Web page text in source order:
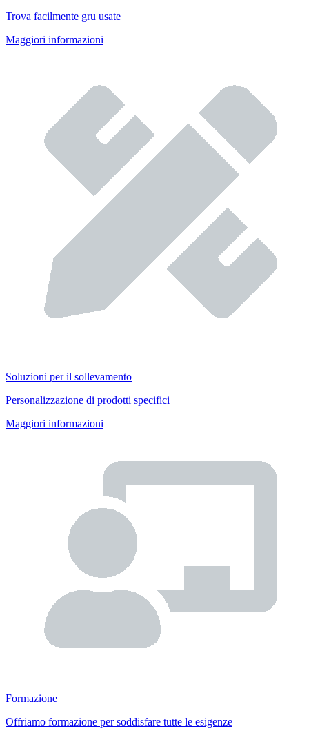
Trova facilmente gru usate
Maggiori informazioni
Soluzioni per il sollevamento
Personalizzazione di prodotti specifici
Maggiori informazioni
Formazione
Offriamo formazione per soddisfare tutte le esigenze